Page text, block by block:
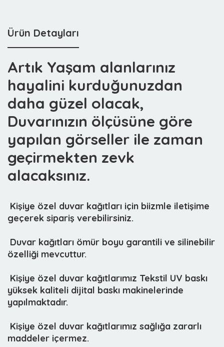
Ürün Detayları
Artık Yaşam alanlarınız
hayalini kurduğunuzdan
daha güzel olacak,
Duvarınızın ölçüsüne göre
yapılan görseller ile zaman
geçirmekten zevk
alacaksınız.
 Kişiye özel duvar kağıtları için biizmle iletişime
geçerek sipariş verebilirsiniz.
 Duvar kağıtları ömür boyu garantili ve silinebilir
özelliği mevcuttur.
 Kişiye özel duvar kağıtlarımız Tekstil UV baskı
yüksek kaliteli dijital baskı makinelerinde
yapılmaktadır.
 Kişiye özel duvar kağıtlarımız sağlığa zararlı
maddeler içermez.